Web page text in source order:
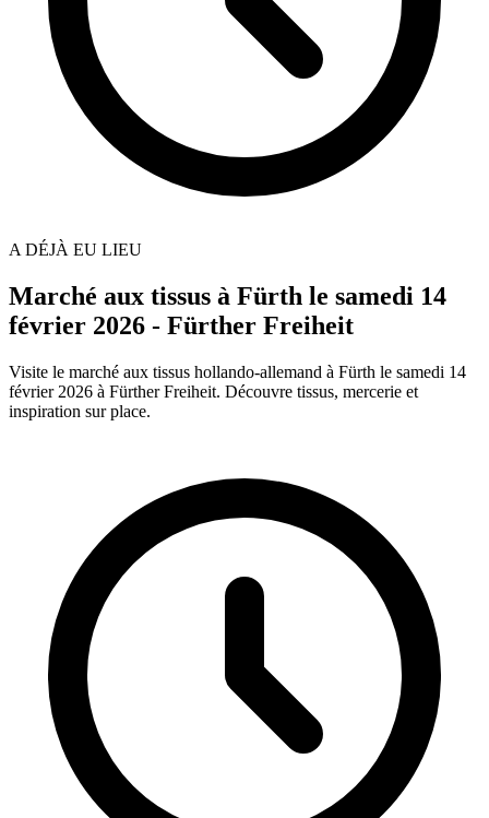
A DÉJÀ EU LIEU
Marché aux tissus à Fürth le samedi 14
février 2026 - Fürther Freiheit
Visite le marché aux tissus hollando-allemand à Fürth le samedi 14
février 2026 à Fürther Freiheit. Découvre tissus, mercerie et
inspiration sur place.